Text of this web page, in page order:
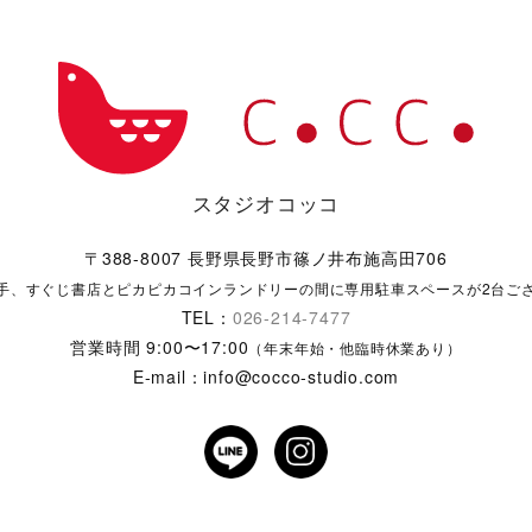
スタジオコッコ
〒388-8007 長野県長野市篠ノ井布施高田706
、すぐじ書店とピカピカコインランドリーの間に専用駐車スペースが2台ご
TEL： 026-214-7477
営業時間 9:00〜17:00 （年末年始・他臨時休業あり）
E-mail：info@cocco-studio.com